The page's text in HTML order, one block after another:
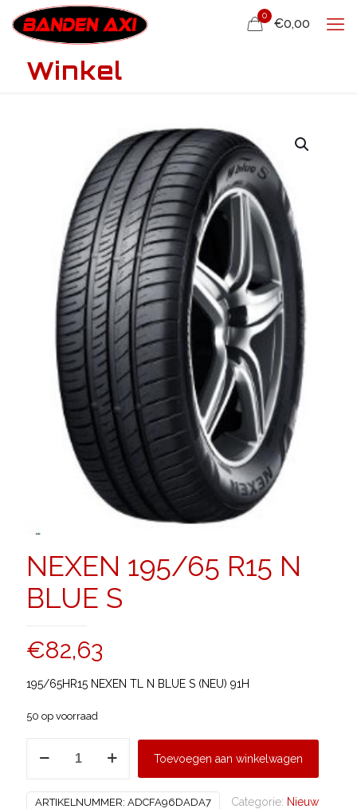
0
€0,00
Winkel
NEXEN 195/65 R15 N
BLUE S
€82,63
195/65HR15 NEXEN TL N BLUE S (NEU) 91H
50 op voorraad
Toevoegen aan winkelwagen
ARTIKELNUMMER: ADCFA96DADA7 Categorie: Nieuw